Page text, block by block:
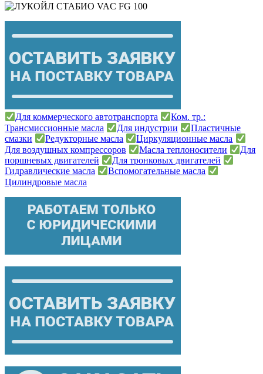
Для коммерческого автотранспорта
Ком. тр.:
Трансмиссионные масла
Для индустрии
Пластичные
смазки
Редукторные масла
Циркуляционные масла
Для воздушных компрессоров
Масла теплоносители
Для
поршневых двигателей
Для тронковых двигателей
Гидравлические масла
Вспомогательные масла
Цилиндровые масла